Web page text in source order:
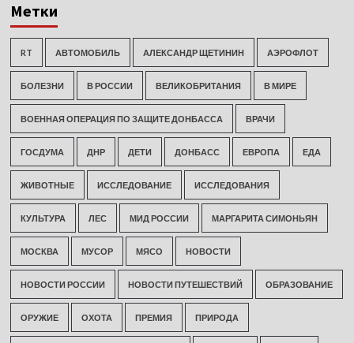
Метки
RT АВТОМОБИЛЬ АЛЕКСАНДР ЩЕТИНИН АЭРОФЛОТ
БОЛЕЗНИ В РОССИИ ВЕЛИКОБРИТАНИЯ В МИРЕ
ВОЕННАЯ ОПЕРАЦИЯ ПО ЗАЩИТЕ ДОНБАССА ВРАЧИ
ГОСДУМА ДНР ДЕТИ ДОНБАСС ЕВРОПА ЕДА
ЖИВОТНЫЕ ИССЛЕДОВАНИЕ ИССЛЕДОВАНИЯ
КУЛЬТУРА ЛЕС МИД РОССИИ МАРГАРИТА СИМОНЬЯН
МОСКВА МУСОР МЯСО НОВОСТИ
НОВОСТИ РОССИИ НОВОСТИ ПУТЕШЕСТВИЙ ОБРАЗОВАНИЕ
ОРУЖИЕ ОХОТА ПРЕМИЯ ПРИРОДА